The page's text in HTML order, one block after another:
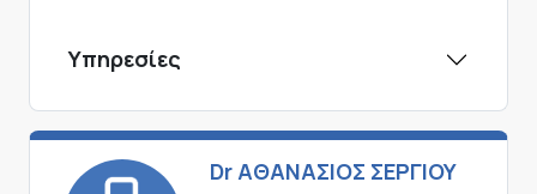
Υπηρεσίες
Dr ΑΘΑΝΑΣΙΟΣ ΣΕΡΓΙΟΥ